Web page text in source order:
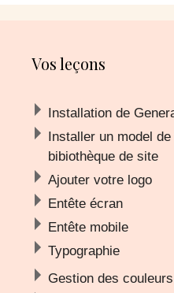
Vos leçons
Installation de
Installer un model
bibiothèque de site
Ajouter votre logo
Entête écran
Entête mobile
Typographie
Gestion des couleurs